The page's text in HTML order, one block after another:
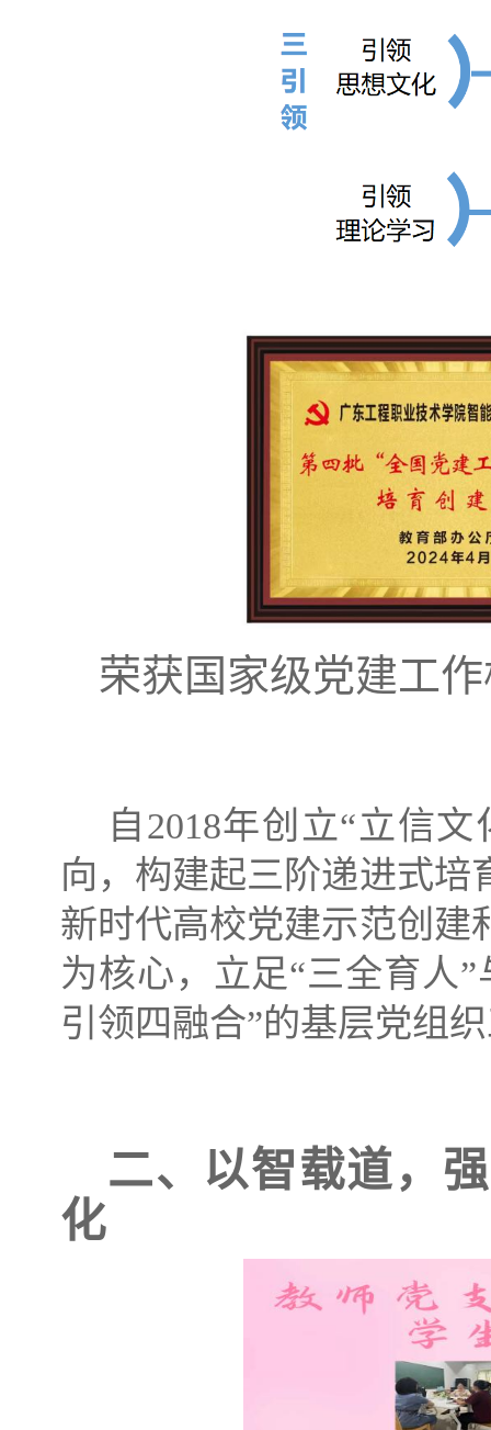
荣获国家级党建工
自 2018年创立“立信
向，构建起三阶递进式培
新时代高校党建示范创建
为核心，立足“三全育人
引领四融合”的基层党组
二、以智载道，
化